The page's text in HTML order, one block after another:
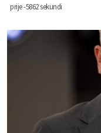
prije -5862 sekundi